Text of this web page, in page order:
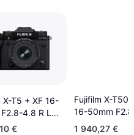
X-T5 + XF 16-
4.8 R LM
€
Fujifilm X-T50
16-50mm
LM WR
1 940,27 €